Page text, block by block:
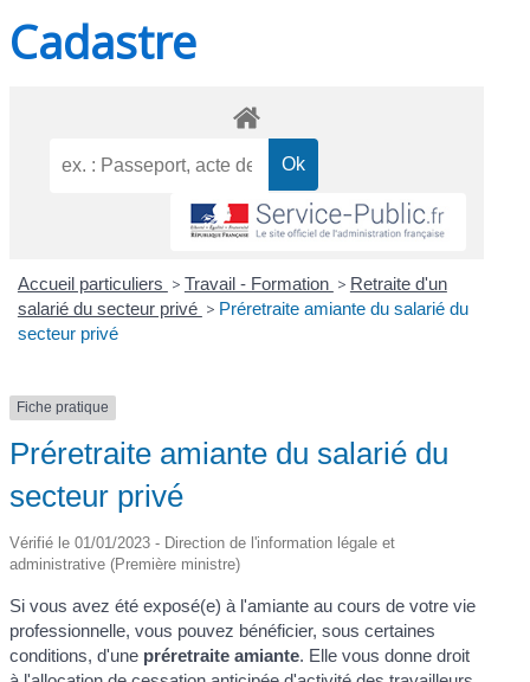
Cadastre
Accueil particuliers > Travail - Formation > Retraite d'un
salarié du secteur privé > Préretraite amiante du salarié du
secteur privé
Fiche pratique
Préretraite amiante du salarié du
secteur privé
Vérifié le 01/01/2023 - Direction de l'information légale et
administrative (Première ministre)
Si vous avez été exposé(e) à l'amiante au cours de votre vie
professionnelle, vous pouvez bénéficier, sous certaines
conditions, d'une préretraite amiante. Elle vous donne droit